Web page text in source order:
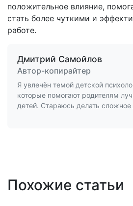
положительное влияние,
стать более чуткими и
работе.
Дмитрий Самойлов
Автор-копирайтер
Я увлечён темой детской
которые помогают родителям
детей. Стараюсь делать
Похожие статьи